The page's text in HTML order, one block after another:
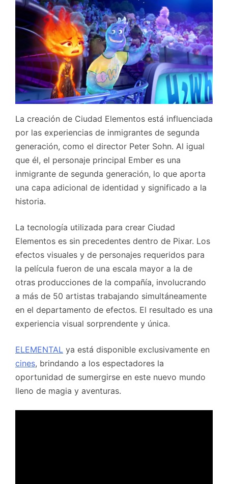
La creación de Ciudad Elementos está influenciada
por las experiencias de inmigrantes de segunda
generación, como el director Peter Sohn. Al igual
que él, el personaje principal Ember es una
inmigrante de segunda generación, lo que aporta
una capa adicional de identidad y significado a la
historia.
La tecnología utilizada para crear Ciudad
Elementos es sin precedentes dentro de Pixar. Los
efectos visuales y de personajes requeridos para
la película fueron de una escala mayor a la de
otras producciones de la compañía, involucrando
a más de 50 artistas trabajando simultáneamente
en el departamento de efectos. El resultado es una
experiencia visual sorprendente y única.
ELEMENTAL ya está disponible exclusivamente en
cines, brindando a los espectadores la
oportunidad de sumergirse en este nuevo mundo
lleno de magia y aventuras.